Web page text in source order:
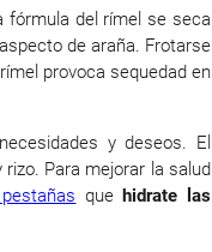
fórmula del rímel se seca
de araña. Frotarse
provoca sequedad en
y deseos. El
Para mejorar la salud
quehidrate las